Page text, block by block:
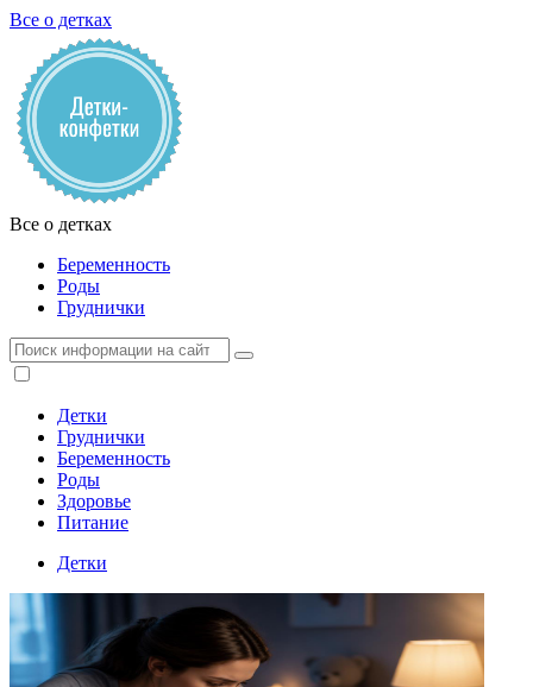
Все о детках
Все о детках
Беременность
Роды
Груднички
Детки
Груднички
Беременность
Роды
Здоровье
Питание
Детки